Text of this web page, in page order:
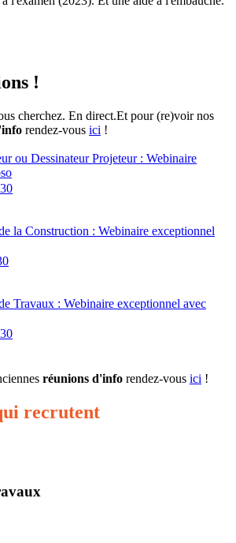
!
cherchez. En direct.Et pour (re)voir nos
rendez-vous ici !
ou Dessinateur Projeteur : Webinaire
la Construction : Webinaire exceptionnel
Travaux : Webinaire exceptionnel avec
réunions d'info rendez-vous ici !
recrutent